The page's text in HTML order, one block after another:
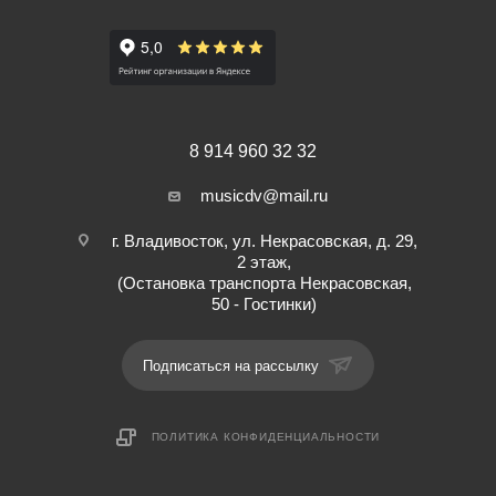
8 914 960 32 32
musicdv@mail.ru
г. Владивосток, ул. Некрасовская, д. 29,
2 этаж,
(Остановка транспорта Некрасовская,
50 - Гостинки)
Подписаться на рассылку
ПОЛИТИКА КОНФИДЕНЦИАЛЬНОСТИ